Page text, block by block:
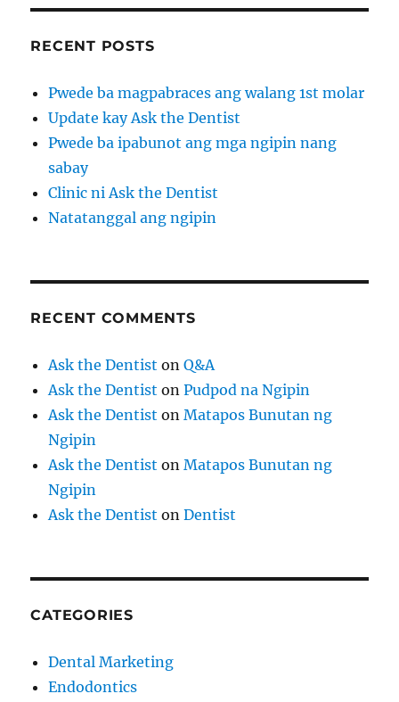
RECENT POSTS
Pwede ba magpabraces ang walang 1st molar
Update kay Ask the Dentist
Pwede ba ipabunot ang mga ngipin nang
sabay
Clinic ni Ask the Dentist
Natatanggal ang ngipin
RECENT COMMENTS
Ask the Dentist onQ&A
Ask the Dentist onPudpod na Ngipin
Ask the Dentist onMatapos Bunutan ng
Ngipin
Ask the Dentist onMatapos Bunutan ng
Ngipin
Ask the Dentist onDentist
CATEGORIES
Dental Marketing
Endodontics